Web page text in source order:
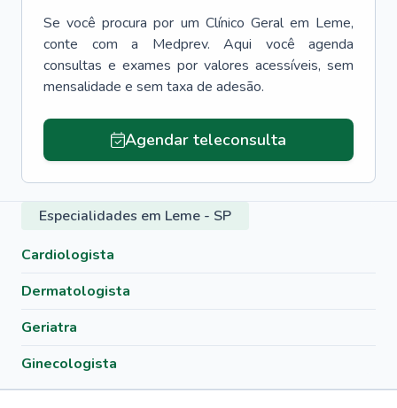
Se você procura por um Clínico Geral em Leme,
conte com a Medprev. Aqui você agenda
consultas e exames por valores acessíveis, sem
mensalidade e sem taxa de adesão.
Agendar teleconsulta
Especialidades em Leme - SP
Cardiologista
Dermatologista
Geriatra
Ginecologista